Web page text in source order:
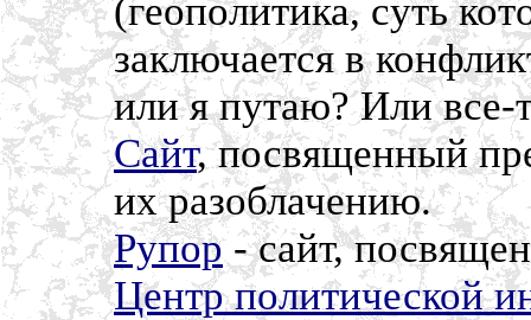
(геополитика, суть
заключается в
или я путаю? Или все-
Сайт, посвященный
их разоблачению.
Рупор- сайт,
Центр политической